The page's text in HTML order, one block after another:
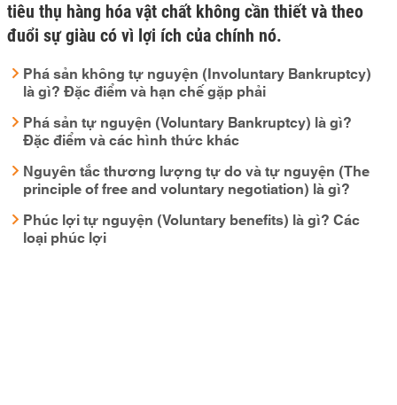
tiêu thụ hàng hóa vật chất không cần thiết và theo
đuổi sự giàu có vì lợi ích của chính nó.
Phá sản không tự nguyện (Involuntary Bankruptcy)
là gì? Đặc điểm và hạn chế gặp phải
Phá sản tự nguyện (Voluntary Bankruptcy) là gì?
Đặc điểm và các hình thức khác
Nguyên tắc thương lượng tự do và tự nguyện (The
principle of free and voluntary negotiation) là gì?
Phúc lợi tự nguyện (Voluntary benefits) là gì? Các
loại phúc lợi